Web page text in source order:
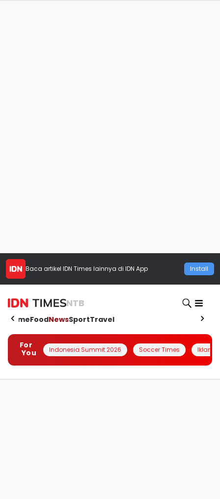
Baca artikel IDN Times lainnya di IDN App Install
NTB
HomeFoodNewsSportTravel
For
You
Indonesia Summit 2026 Soccer Times Iklanin